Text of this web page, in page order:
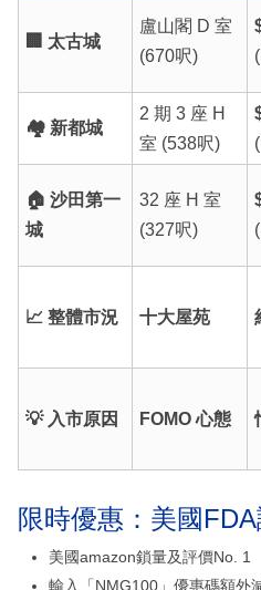
🏢 太古城
盧山閣 D 室
(670呎)
🏘️ 新都城
2 期 3 座 H
室 (538呎)
🏠 沙田第一
城
32 座 H 室
(327呎)
📈 整體市況 十大屋苑
💡 入市原因 FOMO 心態
限時優惠：美國
美國amazon鎖量及評價No. 1
輸入「NMG100」優惠碼額外